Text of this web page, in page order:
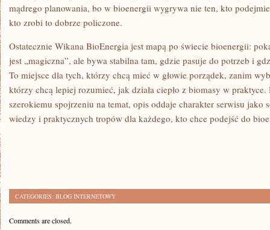
mądrego planowania, bo w bioenergii wygrywa nie ten, kto
kto zrobi to dobrze policzone.
Ostatecznie Wikana BioEnergia jest mapą po świecie bioenergii:
jest „magiczna”, ale bywa stabilna tam, gdzie pasuje do potrzeb i
To miejsce dla tych, którzy chcą mieć w głowie porządek, zanim
którzy chcą lepiej rozumieć, jak działa ciepło z biomasy w
szerokiemu spojrzeniu na temat, opis oddaje charakter serwisu jako
wiedzy i praktycznych tropów dla każdego, kto chce podejść do
CATEGORIES: BLOG INTERNETOWY
Comments are closed.